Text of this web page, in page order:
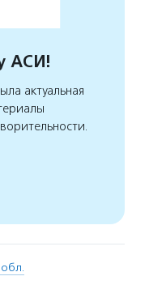
АСИ!
актуальная